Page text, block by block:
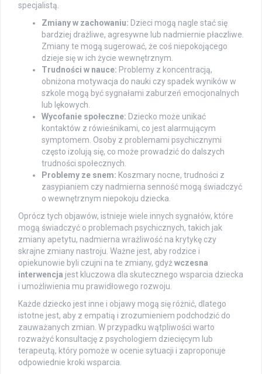
specjalistą.
Zmiany w zachowaniu: Dzieci mogą nagle stać się
bardziej drażliwe, agresywne lub nadmiernie płaczliwe.
Zmiany te mogą sugerować, że coś niepokojącego
dzieje się w ich życie wewnętrznym.
Trudności w nauce: Problemy z koncentracją,
obniżona motywacja do nauki czy spadek wyników w
szkole mogą być sygnałami zaburzeń emocjonalnych
lub lękowych.
Wycofanie społeczne: Dziecko może unikać
kontaktów z rówieśnikami, co jest alarmującym
symptomem. Osoby z problemami psychicznymi
często izolują się, co może prowadzić do dalszych
trudności społecznych.
Problemy ze snem: Koszmary nocne, trudności z
zasypianiem czy nadmierna senność mogą świadczyć
o wewnętrznym niepokoju dziecka.
Oprócz tych objawów, istnieje wiele innych sygnałów, które
mogą świadczyć o problemach psychicznych, takich jak
zmiany apetytu, nadmierna wrażliwość na krytykę czy
skrajne zmiany nastroju. Ważne jest, aby rodzice i
opiekunowie byli czujni na te zmiany, gdyżwczesna
interwencja jest kluczowa dla skutecznego wsparcia dziecka
i umożliwienia mu prawidłowego rozwoju.
Każde dziecko jest inne i objawy mogą się różnić, dlatego
istotne jest, aby z empatią i zrozumieniem podchodzić do
zauważanych zmian. W przypadku wątpliwości warto
rozważyć konsultację z psychologiem dziecięcym lub
terapeutą, który pomoże w ocenie sytuacji i zaproponuje
odpowiednie kroki wsparcia.